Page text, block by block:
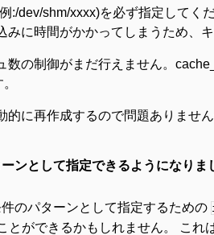
:/dev/shm/xxxx)を必ず指定して
に時間がかかってしまうため、
数の制御がまだ行えません。
に再作成するので問題ありませ
ンとして指定できるようになりま
のパターンとして指定するための
とができるかもしれません。 こ